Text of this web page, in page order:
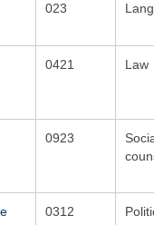
023
0421 Law
0923
0312